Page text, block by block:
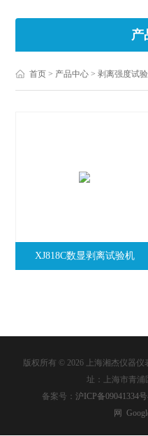
产
首页 > 产品中心 >剥离强度试
XJ818C数显剥离试验机
版权所有 © 2026 上海湘杰仪器仪
址：上海市青浦
备案号： 沪ICP备09041334
网